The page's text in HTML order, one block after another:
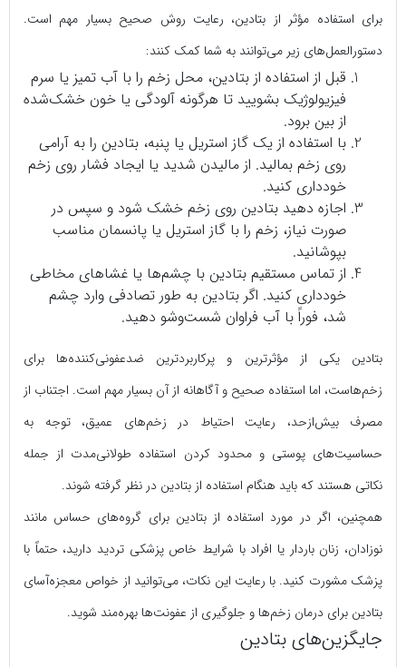
برای استفاده مؤثر از بتادین، رعایت روش صحیح بسیار مهم است.
دستورالعمل‌های زیر می‌توانند به شما کمک کنند:
قبل از استفاده از بتادین، محل زخم را با آب تمیز یا سرم
فیزیولوژیک بشویید تا هرگونه آلودگی یا خون خشک‌شده
از بین برود.
با استفاده از یک گاز استریل یا پنبه، بتادین را به آرامی
روی زخم بمالید. از مالیدن شدید یا ایجاد فشار روی زخم
خودداری کنید.
اجازه دهید بتادین روی زخم خشک شود و سپس در
صورت نیاز، زخم را با گاز استریل یا پانسمان مناسب
بپوشانید.
از تماس مستقیم بتادین با چشم‌ها یا غشاهای مخاطی
خودداری کنید. اگر بتادین به طور تصادفی وارد چشم
شد، فوراً با آب فراوان شست‌وشو دهید.
بتادین یکی از مؤثرترین و پرکاربردترین ضدعفونی‌کننده‌ها برای
زخم‌هاست، اما استفاده صحیح و آگاهانه از آن بسیار مهم است. اجتناب از
مصرف بیش‌ازحد، رعایت احتیاط در زخم‌های عمیق، توجه به
حساسیت‌های پوستی و محدود کردن استفاده طولانی‌مدت از جمله
نکاتی هستند که باید هنگام استفاده از بتادین در نظر گرفته شوند.
همچنین، اگر در مورد استفاده از بتادین برای گروه‌های حساس مانند
نوزادان، زنان باردار یا افراد با شرایط خاص پزشکی تردید دارید، حتماً با
پزشک مشورت کنید. با رعایت این نکات، می‌توانید از خواص معجزه‌آسای
بتادین برای درمان زخم‌ها و جلوگیری از عفونت‌ها بهره‌مند شوید.
جایگزین‌های بتادین